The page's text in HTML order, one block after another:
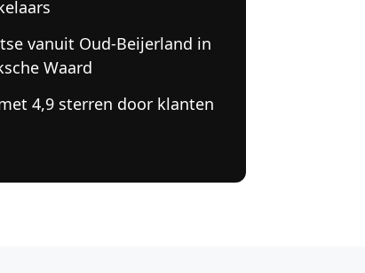
vanuit Oud-Beijerland in
Waard
4,9 sterren door klanten